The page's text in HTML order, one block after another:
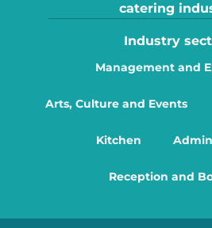
catering
Industry
Management and
Arts, Culture and Events
Kitchen
Reception and